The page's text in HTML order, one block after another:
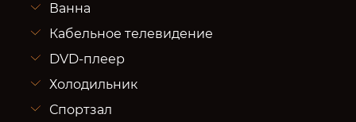
Ванна
Кабельное телевидение
DVD-плеер
Холодильник
Спортзал